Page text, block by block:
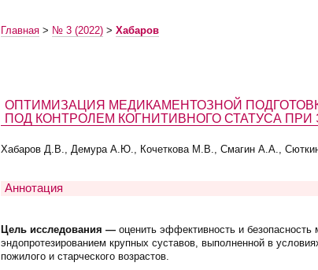
Главная> № 3 (2022)> Хабаров
ОПТИМИЗАЦИЯ МЕДИКАМЕНТОЗНОЙ
ПОД КОНТРОЛЕМ КОГНИТИВНОГО СТАТУСА
Хабаров Д.В., Демура А.Ю., Кочеткова М.В., Смагин А.А.,
Аннотация
Цель исследования — оценить эффективность и безопасность
эндопротезированием крупных суставов, выполненной в
пожилого и старческого возрастов.